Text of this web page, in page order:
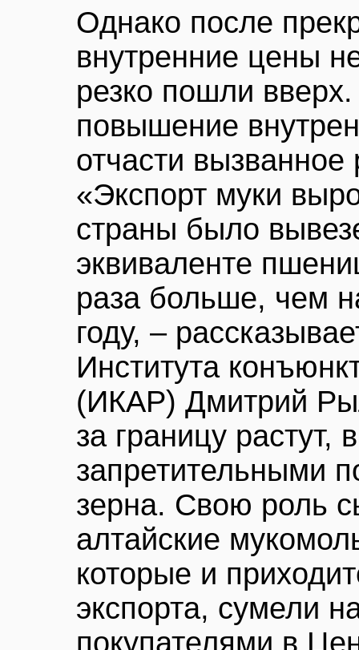
Однако после
внутренние цены
резко пошли
повышение
отчасти
«Экспорт муки
страны было
эквиваленте
раза больше, чем
году, –
Института
(ИКАР) Дмитрий
за границу растут,
запретительными
зерна. Свою роль
алтайские
которые и
экспорта, сумели
покупателями в